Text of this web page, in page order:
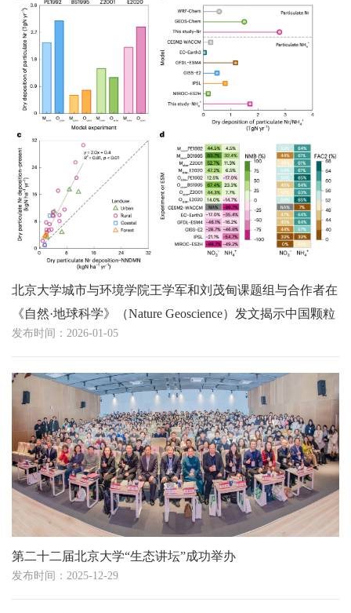
北京大学城市与环境学院王学军和刘茂甸课题组与合作者在
《自然·地球科学》（Nature Geoscience）发文揭示中国颗粒
态氮干沉降被主流模型与观测网络低估
发布时间：2026-01-05
第二十二届北京大学“生态讲坛”成功举办
发布时间：2025-12-29